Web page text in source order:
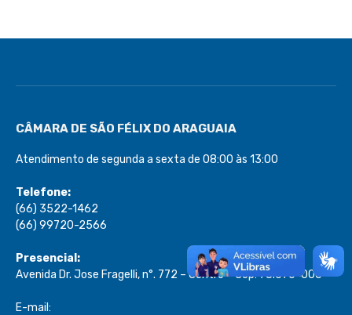
CÂMARA DE SÃO FÉLIX DO ARAGUAIA
Atendimento de segunda a sexta de 08:00 às 13:00
Telefone:
(66) 3522-1462
(66) 99720-2566
Presencial:
Avenida Dr. Jose Fragelli, n°. 772 – Centro – Cep: 78.670-000
E-mail: